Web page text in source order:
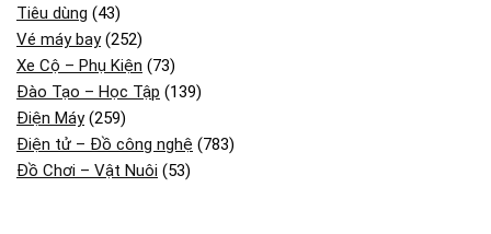
Tiêu dùng (43)
Vé máy bay(252)
Xe Cộ – Phụ Kiện (73)
Đào Tạo – Học Tập (139)
Điện Máy(259)
Điện tử – Đồ công nghệ (783)
Đồ Chơi – Vật Nuôi (53)